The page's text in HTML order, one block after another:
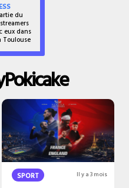
du
eux dans
Toulouse
SPORT Il y a 3 mois